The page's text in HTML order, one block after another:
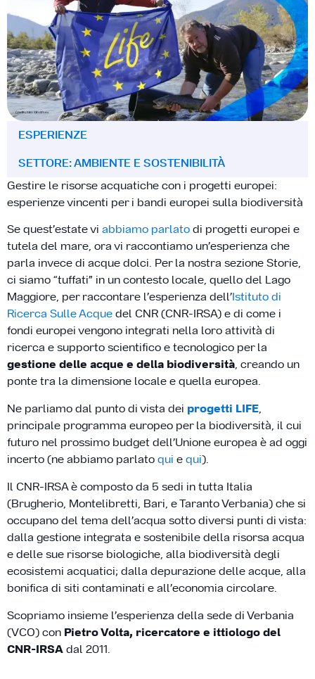
ESPERIENZE
SETTORE: AMBIENTE E SOSTENIBILITÀ
Gestire le risorse acquatiche con i progetti europei:
esperienze vincenti per i bandi europei sulla biodiversità
Se quest’estate vi abbiamo parlatodi progetti europei e
tutela del mare, ora vi raccontiamo un’esperienza che
parla invece di acque dolci. Per la nostra sezione Storie,
ci siamo “tuffati” in un contesto locale, quello del Lago
Maggiore, per raccontare l’esperienza dell’Istituto di
Ricerca Sulle Acquedel CNR (CNR-IRSA) e di come i
fondi europei vengono integrati nella loro attività di
ricerca e supporto scientifico e tecnologico per la
gestione delle acque e della biodiversità, creando un
ponte tra la dimensione locale e quella europea.
Ne parliamo dal punto di vista dei progetti LIFE,
principale programma europeo per la biodiversità, il cui
futuro nel prossimo budget dell’Unione europea è ad oggi
incerto (ne abbiamo parlatoqui equi).
Il CNR-IRSA è composto da 5 sedi in tutta Italia
(Brugherio, Montelibretti, Bari, e Taranto Verbania) che si
occupano del tema dell’acqua sotto diversi punti di vista:
dalla gestione integrata e sostenibile della risorsa acqua
e delle sue risorse biologiche, alla biodiversità degli
ecosistemi acquatici; dalla depurazione delle acque, alla
bonifica di siti contaminati e all’economia circolare.
Scopriamo insieme l’esperienza della sede di Verbania
(VCO) con Pietro Volta, ricercatore e ittiologo del
CNR-IRSAdal 2011.